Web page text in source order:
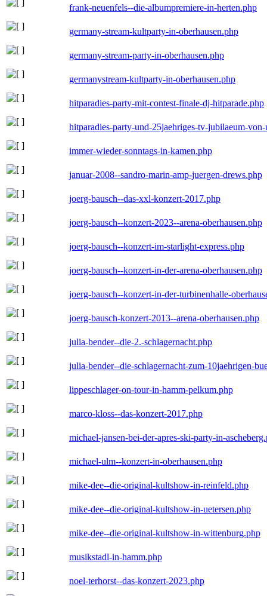
frank-neuenfels--die-albumpremiere-in-herten.php
germany-stream-kultparty-in-oberhausen.php
germany-stream-party-in-oberhausen.php
germanystream-kultparty-in-oberhausen.php
hitparadies-party-mit-contest-finale-dj-hitparade.php
hitparadies-party-und-25jaehriges-tv-jubilaeum-
immer-wieder-sonntags-in-kamen.php
januar-2008--sandro-marin-amp-juergen-drews.php
joerg-bausch--das-xxl-konzert-2017.php
joerg-bausch--konzert-2023--arena-oberhausen.php
joerg-bausch--konzert-im-starlight-express.php
joerg-bausch--konzert-in-der-arena-oberhausen.php
joerg-bausch--konzert-in-der-turbinenhalle-
joerg-bausch-konzert-2013--arena-oberhausen.php
julia-bender--die-2.-schlagernacht.php
julia-bender--die-schlagernacht-zum-10jaehrigen-
lippeschlager-on-tour-in-hamm-pelkum.php
marco-kloss--das-konzert-2017.php
michael-jansen-bei-der-apres-ski-party-in-
michael-ulm--konzert-in-oberhausen.php
mike-dee--die-original-kultshow-in-reinfeld.php
mike-dee--die-original-kultshow-in-uetersen.php
mike-dee--die-original-kultshow-in-wittenburg.php
musikstadl-in-hamm.php
noel-terhorst--das-konzert-2023.php